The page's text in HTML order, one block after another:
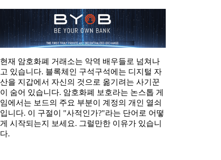
현재 암호화폐 거래소는 악역 배우들로 넘쳐나
고 있습니다. 블록체인 구석구석에는 디지털 자
산을 지갑에서 자신의 것으로 옮기려는 사기꾼
이 숨어 있습니다. 암호화폐 보호라는 논스톱 게
임에서는 보드의 주요 부분이 계정의 개인 열쇠
입니다. 이 구절이 "사적인가?"라는 단어로 어떻
게 시작되는지 보세요. 그럴만한 이유가 있습니
다.